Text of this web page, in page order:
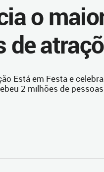
o
de
Está em Festa e
2 milhões de pessoas